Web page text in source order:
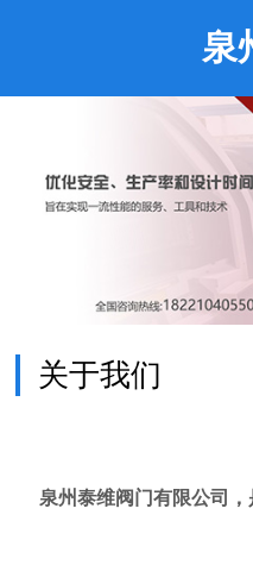
泉
关于我们
泉州泰维阀门有限公司